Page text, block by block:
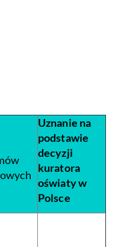
Uznanie na
podstawie
decyzji
kuratora
oświaty w
Polsce